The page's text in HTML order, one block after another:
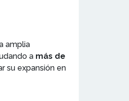
amplia
a más de
su expansión en